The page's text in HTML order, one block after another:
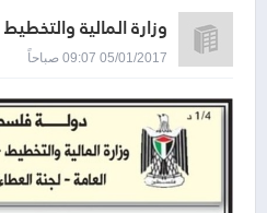
وزارة المالية والتخطيط
05/01/2017 09:07 صباحاً